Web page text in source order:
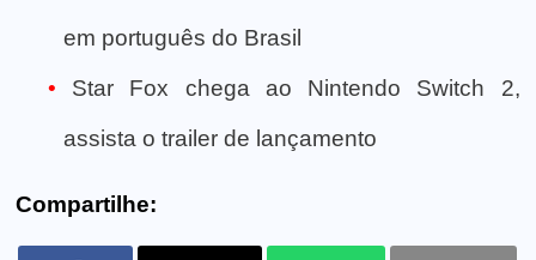
em português do Brasil
Star Fox chega ao Nintendo Switch 2,
assista o trailer de lançamento
Compartilhe: